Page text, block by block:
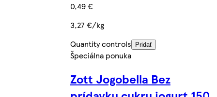
0,49 €
3,27 €/kg
Quantity controls
Pridať
Špeciálna ponuka
Zott Jogobella Bez